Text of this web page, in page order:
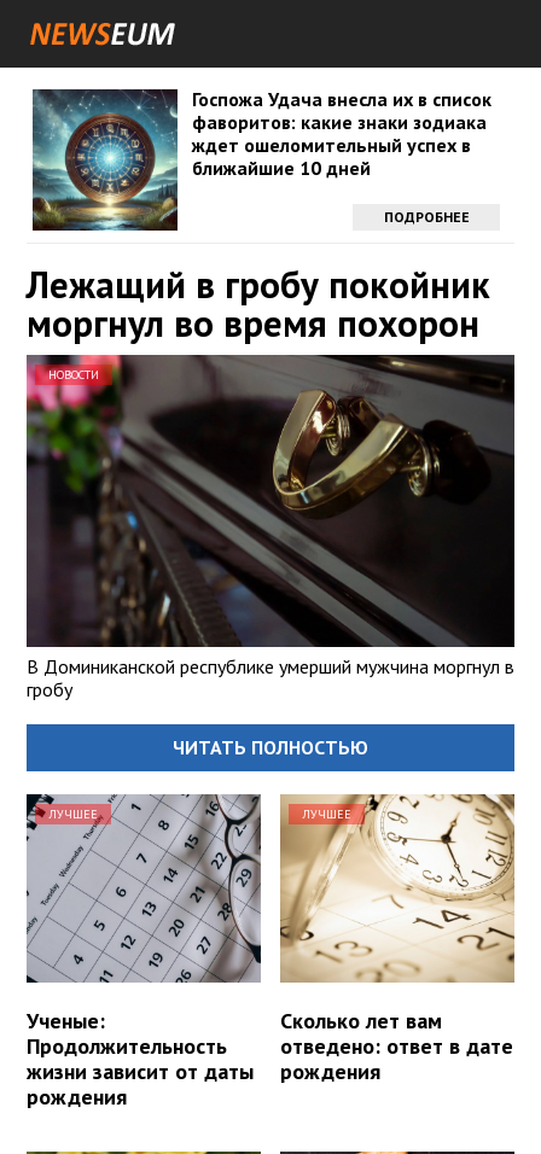
Госпожа Удача внесла их в список
фаворитов: какие знаки зодиака
ждет ошеломительный успех в
ближайшие 10 дней
ПОДРОБНЕЕ
Лежащий в гробу покойник
моргнул во время похорон
НОВОСТИ
В Доминиканской республике умерший мужчина моргнул в
гробу
ЧИТАТЬ ПОЛНОСТЬЮ
ЛУЧШЕЕ
Ученые:
Продолжительность
жизни зависит от даты
рождения
ЛУЧШЕЕ
Сколько лет вам
отведено: ответ в дате
рождения